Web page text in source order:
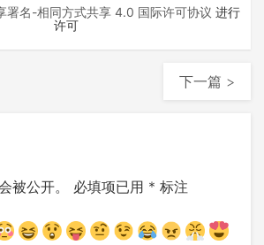
署名-相同方式共享 4.0 国际许可协议 进行
许可
下一篇 >
被公开。 必填项已用 * 标注